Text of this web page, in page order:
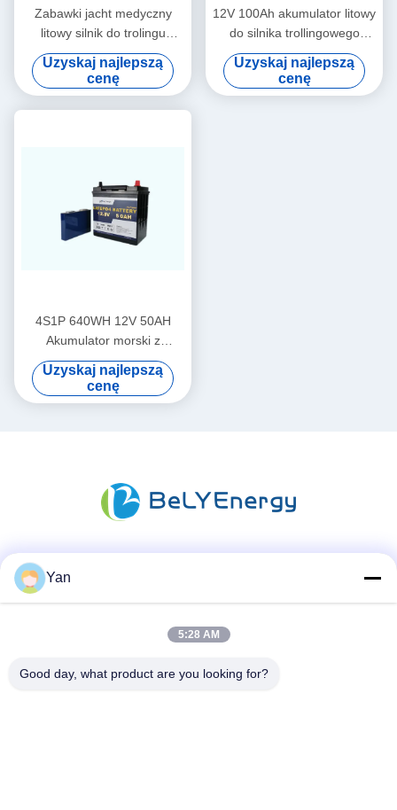
Zabawki jacht medyczny
litowy silnik do trolingu
akumulator Lifepo4 12V
50Ah
Uzyskaj najlepszą
cenę
12V 100Ah akumulator litowy
do silnika trollingowego
Elektronarzędzia do
przyczep kempingowych i
akumulatorów
Uzyskaj najlepszą
cenę
4S1P 640WH 12V 50AH
Akumulator morski z
głębokim cyklem do silnika
trollingowego
Uzyskaj najlepszą
cenę
Yan
5:28 AM
Good day, what product are you looking for?